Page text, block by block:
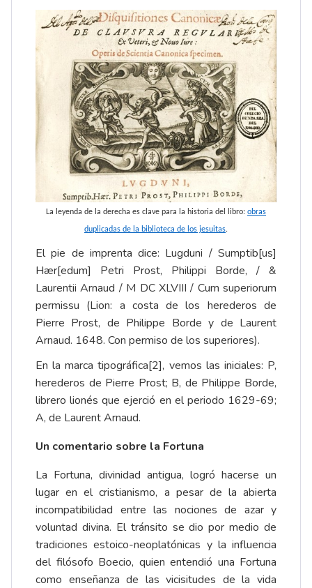
La leyenda de la derecha es clave para la historia del libro: obras
duplicadas de la biblioteca de los jesuitas.
El pie de imprenta dice: Lugduni / Sumptib[us]
Hær[edum] Petri Prost, Philippi Borde, / &
Laurentii Arnaud / M DC XLVIII / Cum superiorum
permissu (Lion: a costa de los herederos de
Pierre Prost, de Philippe Borde y de Laurent
Arnaud. 1648. Con permiso de los superiores).
En la marca tipográfica[2], vemos las iniciales: P,
herederos de Pierre Prost; B, de Philippe Borde,
librero lionés que ejerció en el periodo 1629-69;
A, de Laurent Arnaud.
Un comentario sobre la Fortuna
La Fortuna, divinidad antigua, logró hacerse un
lugar en el cristianismo, a pesar de la abierta
incompatibilidad entre las nociones de azar y
voluntad divina. El tránsito se dio por medio de
tradiciones estoico-neoplatónicas y la influencia
del filósofo Boecio, quien entendió una Fortuna
como enseñanza de las vicisitudes de la vida